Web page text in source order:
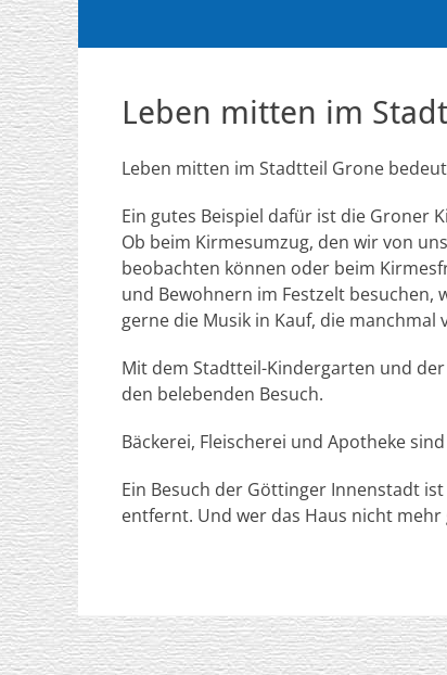
Leben mitten im
Leben mitten im Stadtteil Grone
Ein gutes Beispiel dafür ist die Groner
Ob beim Kirmesumzug, den wir von
beobachten können oder beim
und Bewohnern im Festzelt besuchen,
gerne die Musik in Kauf, die
Mit dem Stadtteil-Kindergarten und
den belebenden Besuch.
Bäckerei, Fleischerei und Apotheke sind
Ein Besuch der Göttinger Innenstadt
entfernt. Und wer das Haus nicht
Copyright ©